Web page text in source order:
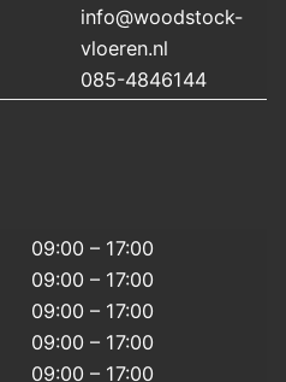
info@woodstock-
vloeren.nl
085-4846144
09:00 – 17:00
09:00 – 17:00
09:00 – 17:00
09:00 – 17:00
09:00 – 17:00